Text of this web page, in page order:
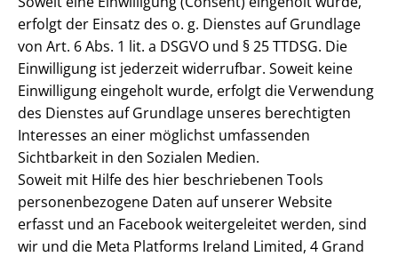
erfolgt der Einsatz des o. g. Dienstes auf Grundlage
von Art. 6 Abs. 1 lit. a DSGVO und § 25 TTDSG. Die
Einwilligung ist jederzeit widerrufbar. Soweit keine
Einwilligung eingeholt wurde, erfolgt die Verwendung
des Dienstes auf Grundlage unseres berechtigten
Interesses an einer möglichst umfassenden
Sichtbarkeit in den Sozialen Medien.
Soweit mit Hilfe des hier beschriebenen Tools
personenbezogene Daten auf unserer Website
erfasst und an Facebook weitergeleitet werden, sind
wir und die Meta Platforms Ireland Limited, 4 Grand